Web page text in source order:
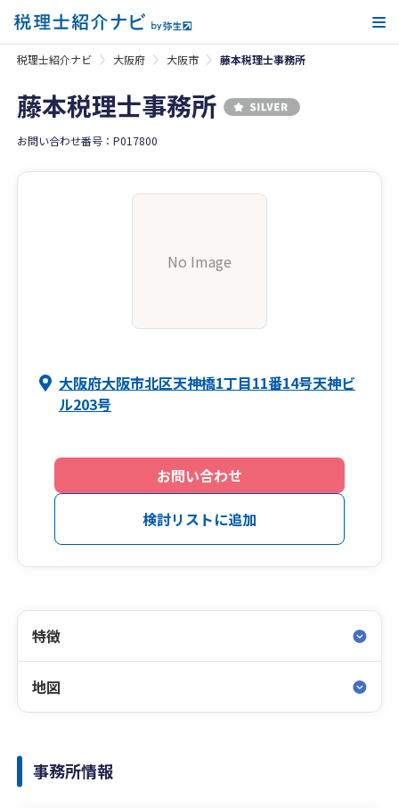
税理士紹介ナビ 大阪府 大阪市 藤本税理士事務所
藤本税理士事務所
お問い合わせ番号：P017800
No Image
大阪府大阪市北区天神橋1丁目11番14号天神ビ
ル203号
お問い合わせ
検討リストに追加
特徴
地図
事務所情報